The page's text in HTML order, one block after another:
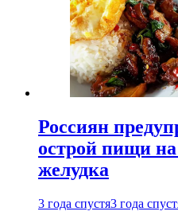
Россиян
острой пищи
желудка
3 года спустя3 года